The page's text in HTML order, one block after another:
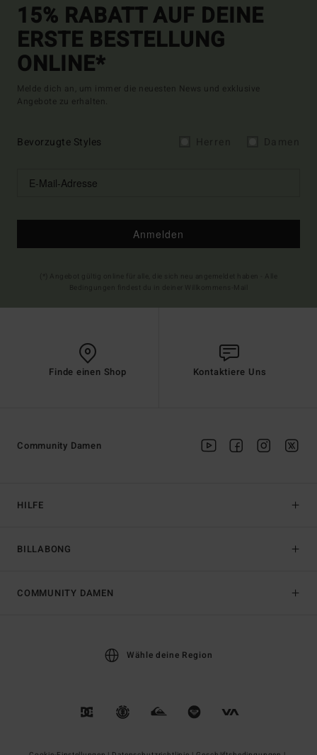
15% RABATT AUF DEINE
ERSTE BESTELLUNG
ONLINE*
Melde dich an, um immer die neuesten News und exklusive
Angebote zu erhalten.
Bevorzugte Styles
Anmelden
Finde einen Shop Kontaktiere Uns
HILFE
BILLABONG
Community Damen
COMMUNITY DAMEN
Wähle deine Region